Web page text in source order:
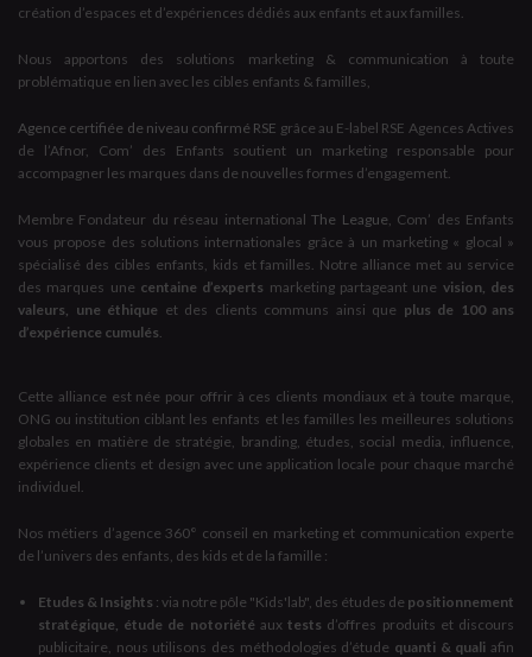
création d’espaces et d’expériences dédiés aux enfants et aux familles.
Nous apportons des solutions marketing & communication à toute
problématique en lien avec les cibles enfants & familles,
Agence certifiée de niveau confirmé RSE grâce au E-label RSE Agences Actives
de l’Afnor, Com’ des Enfants soutient un marketing responsable pour
accompagner les marques dans de nouvelles formes d’engagement.
Membre Fondateur du réseau internationalThe League , Com’ des Enfants
vous propose des solutions internationales grâce à un marketing « glocal »
spécialisé des cibles enfants, kids et familles. Notre alliance met au service
des marques une centaine d’experts marketing partageant une vision, des
valeurs, une éthique et des clients communs ainsi que plus de 100 ans
d’expérience cumulés
Cette alliance est née pour offrir à ces clients mondiaux et à toute marque,
ONG ou institution ciblant les enfants et les familles les meilleures solutions
globales en matière de stratégie, branding, études, social media, influence,
expérience clients et design avec une application locale pour chaque marché
individuel.
Nos métiers d’agence 360° conseil en marketing et communication experte
de l’univers des enfants, des kids et de la famille :
Etudes & Insights : via notre pôle "Kids'lab", des études de positionnement
stratégique, étude de notoriété auxtests d’offres produits et discours
publicitaire, nous utilisons des méthodologies d’étude quanti & quali afin